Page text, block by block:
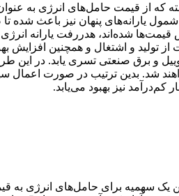
که از قیمت حامل‌های انرژی به
یارانه‌های پنهان نیز باعث شده
شده‌اند، هدررفت یارانه
و اشتغال و همچنین افزایش
و برق صنعتی تسری یابد. در
شد. بدین ترتیب در صورت اعمال
نیز بهبود می‌یابد.
برای حامل‌های انرژی به قیمت